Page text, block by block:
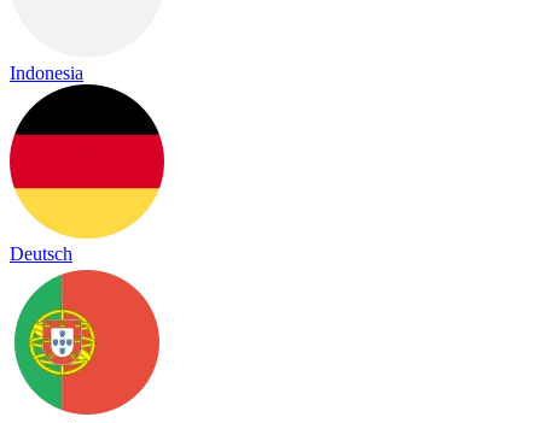
Indonesia
Deutsch